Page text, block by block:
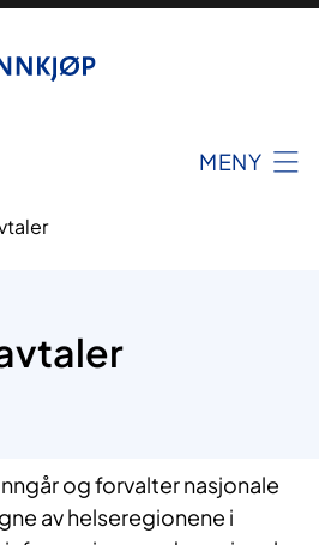
MENY
og forvalter nasjonale
av helseregionene i